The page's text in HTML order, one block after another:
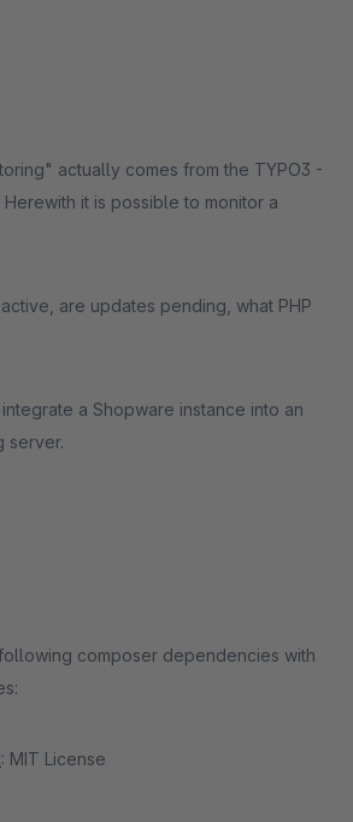
actually comes from the TYPO3 -
it is possible to monitor a
are updates pending, what PHP
a Shopware instance into an
server.
composer dependencies with
: MIT License